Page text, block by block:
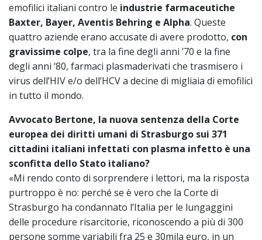
emofilici italiani contro le industrie farmaceutiche
Baxter, Bayer, Aventis Behring e Alpha. Queste
quattro aziende erano accusate di avere prodotto, con
gravissime colpe, tra la fine degli anni ’70 e la fine
degli anni ‘80, farmaci plasmaderivati che trasmisero i
virus dell’HIV e/o dell’HCV a decine di migliaia di emofilici
in tutto il mondo.
Avvocato Bertone, la nuova sentenza della Corte
europea dei diritti umani di Strasburgo sui 371
cittadini italiani infettati con plasma infetto è una
sconfitta dello Stato italiano?
«Mi rendo conto di sorprendere i lettori, ma la risposta
purtroppo è no: perché se è vero che la Corte di
Strasburgo ha condannato l’Italia per le lungaggini
delle procedure risarcitorie, riconoscendo a più di 300
persone somme variabili fra 25 e 30mila euro, in un